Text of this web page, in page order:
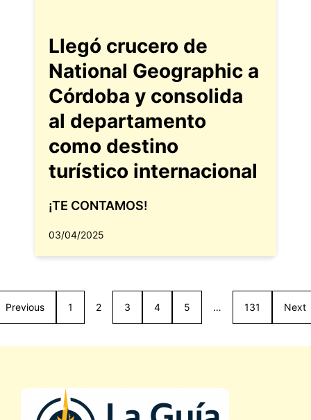
Llegó crucero de
National Geographic a
Córdoba y consolida
al departamento
como destino
turístico internacional
¡TE CONTAMOS!
03/04/2025
Previous 1 2 3 4 5 … 131 Next